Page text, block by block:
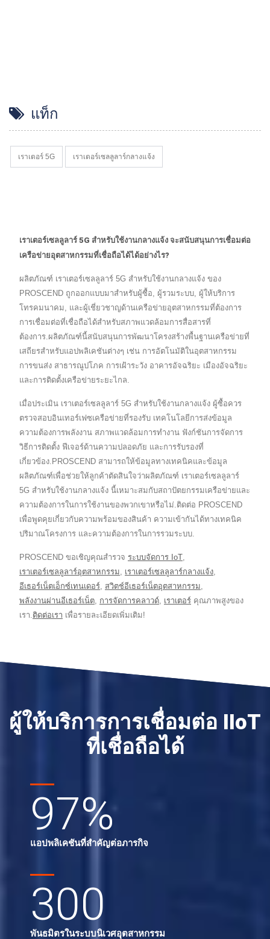
แท็ก
เราเตอร์ 5G เราเตอร์เซลลูลาร์กลางแจ้ง
เราเตอร์เซลลูลาร์ 5G สำหรับใช้งานกลางแจ้ง จะสนับสนุนการเชื่อมต่อ
เครือข่ายอุตสาหกรรมที่เชื่อถือได้ได้อย่างไร?
ผลิตภัณฑ์ เราเตอร์เซลลูลาร์ 5G สำหรับใช้งานกลางแจ้ง ของ
PROSCEND ถูกออกแบบมาสำหรับผู้ซื้อ, ผู้รวมระบบ, ผู้ให้บริการ
โทรคมนาคม, และผู้เชี่ยวชาญด้านเครือข่ายอุตสาหกรรมที่ต้องการ
การเชื่อมต่อที่เชื่อถือได้สำหรับสภาพแวดล้อมการสื่อสารที่
ต้องการ.ผลิตภัณฑ์นี้สนับสนุนการพัฒนาโครงสร้างพื้นฐานเครือข่ายที่
เสถียรสำหรับแอปพลิเคชันต่างๆ เช่น การอัตโนมัติในอุตสาหกรรม
การขนส่ง สาธารณูปโภค การเฝ้าระวัง อาคารอัจฉริยะ เมืองอัจฉริยะ
และการติดตั้งเครือข่ายระยะไกล.
เมื่อประเมิน เราเตอร์เซลลูลาร์ 5G สำหรับใช้งานกลางแจ้ง ผู้ซื้อควร
ตรวจสอบอินเทอร์เฟซเครือข่ายที่รองรับ เทคโนโลยีการส่งข้อมูล
ความต้องการพลังงาน สภาพแวดล้อมการทำงาน ฟังก์ชันการจัดการ
วิธีการติดตั้ง ฟีเจอร์ด้านความปลอดภัย และการรับรองที่
เกี่ยวข้อง.PROSCEND สามารถให้ข้อมูลทางเทคนิคและข้อมูล
ผลิตภัณฑ์เพื่อช่วยให้ลูกค้าตัดสินใจว่าผลิตภัณฑ์ เราเตอร์เซลลูลาร์
5G สำหรับใช้งานกลางแจ้ง นี้เหมาะสมกับสถาปัตยกรรมเครือข่ายและ
ความต้องการในการใช้งานของพวกเขาหรือไม่.ติดต่อ PROSCEND
เพื่อพูดคุยเกี่ยวกับความพร้อมของสินค้า ความเข้ากันได้ทางเทคนิค
ปริมาณโครงการ และความต้องการในการรวมระบบ.
PROSCEND ขอเชิญคุณสำรวจ ระบบจัดการ IoT,
เราเตอร์เซลลูลาร์อุตสาหกรรม, เราเตอร์เซลลูลาร์กลางแจ้ง,
อีเธอร์เน็ตเอ็กซ์เทนเดอร์, สวิตช์อีเธอร์เน็ตอุตสาหกรรม,
พลังงานผ่านอีเธอร์เน็ต, การจัดการคลาวด์, เราเตอร์ คุณภาพสูงของ
เรา.ติดต่อเรา เพื่อรายละเอียดเพิ่มเติม!
ผู้ให้บริการการเชื่อมต่อ IIoT
ที่เชื่อถือได้
97%
แอปพลิเคชันที่สำคัญต่อภารกิจ
300
พันธมิตรในระบบนิเวศอุตสาหกรรม